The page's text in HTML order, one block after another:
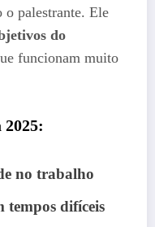
o palestrante. Ele
do
funcionam muito
2025:
no trabalho
tempos difíceis